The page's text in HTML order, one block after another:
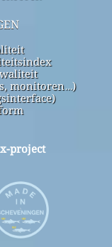
monitoren…)
project